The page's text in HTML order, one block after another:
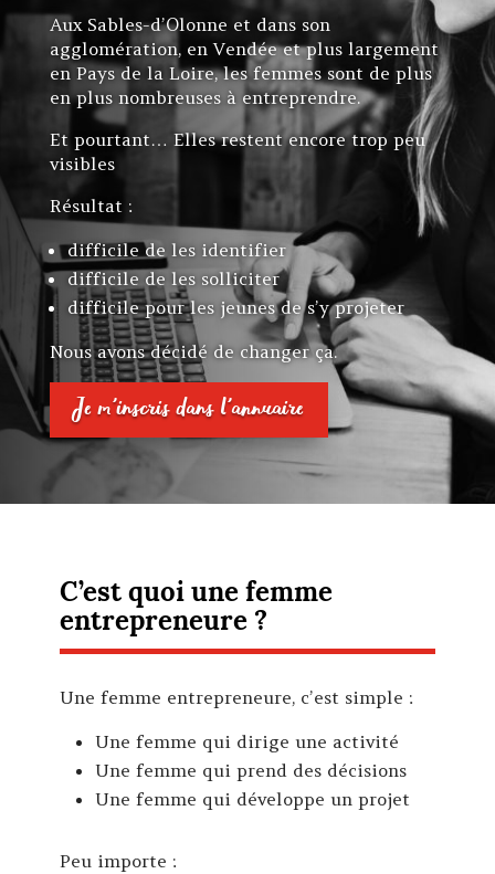
Aux Sables-d’Olonne et dans son
agglomération, en Vendée et plus largement
en Pays de la Loire, les femmes sont de plus
en plus nombreuses à entreprendre.
Et pourtant… Elles restent encore trop peu
visibles
Résultat :
difficile de les identifier
difficile de les solliciter
difficile pour les jeunes de s’y projeter
Nous avons décidé de changer ça.
Je m'inscris dans l'annuaire
C’est quoi une femme
entrepreneure ?
Une femme entrepreneure, c’est simple :
Une femme qui dirige une activité
Une femme qui prend des décisions
Une femme qui développe un projet
Peu importe :